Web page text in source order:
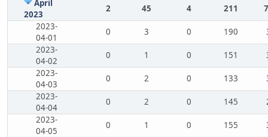
April
2023
2 45 4 211
2023-
04-01
0 3 0 190
2023-
04-02
0 1 0 151
2023-
04-03
0 2 0 133
2023-
04-04
0 2 0 145
2023-
04-05
0 1 0 155